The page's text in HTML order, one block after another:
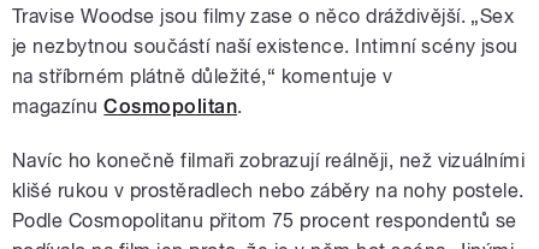
Travise Woodse jsou filmy zase o něco dráždivější. „Sex
je nezbytnou součástí naší existence. Intimní scény jsou
na stříbrném plátně důležité,“ komentuje v
magazínu Cosmopolitan.
Navíc ho konečně filmaři zobrazují reálněji, než vizuálními
klišé rukou v prostěradlech nebo záběry na nohy postele.
Podle Cosmopolitanu přitom 75 procent respondentů se